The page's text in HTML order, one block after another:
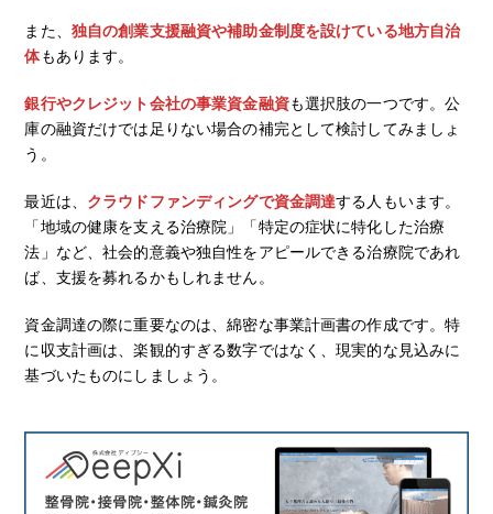
また、 独自の創業支援融資や補助金制度を設けている地方自治
体もあります。
銀行やクレジット会社の事業資金融資も選択肢の一つです。公
庫の融資だけでは足りない場合の補完として検討してみましょ
う。
最近は、 クラウドファンディングで資金調達する人もいます。
「地域の健康を支える治療院」「特定の症状に特化した治療
法」など、社会的意義や独自性をアピールできる治療院であれ
ば、支援を募れるかもしれません。
資金調達の際に重要なのは、綿密な事業計画書の作成です。特
に収支計画は、楽観的すぎる数字ではなく、現実的な見込みに
基づいたものにしましょう。